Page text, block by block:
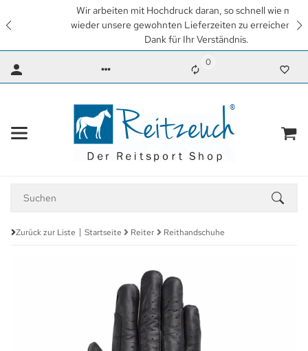
Wir arbeiten mit Hochdruck daran, so schnell wie möglich
wieder unsere gewohnten Lieferzeiten zu erreichen. Vielen
Dank für Ihr Verständnis.
0
Zurück zur Liste Startseite Reiter Reithandschuhe